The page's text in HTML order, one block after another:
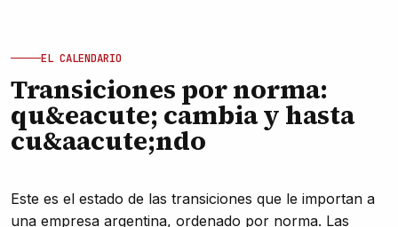
EL CALENDARIO
Transiciones por norma:
qu&eacute; cambia y hasta
cu&aacute;ndo
Este es el estado de las transiciones que le importan a
una empresa argentina, ordenado por norma. Las